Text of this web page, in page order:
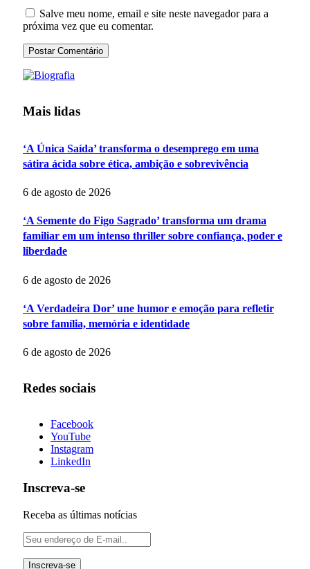
Salve meu nome, email e site neste navegador para a
próxima vez que eu comentar.
Mais lidas
‘A Única Saída’ transforma o desemprego em uma
sátira ácida sobre ética, ambição e sobrevivência
6 de agosto de 2026
‘A Semente do Figo Sagrado’ transforma um drama
familiar em um intenso thriller sobre confiança, poder e
liberdade
6 de agosto de 2026
‘A Verdadeira Dor’ une humor e emoção para refletir
sobre família, memória e identidade
6 de agosto de 2026
Redes sociais
Facebook
YouTube
Instagram
LinkedIn
Inscreva-se
Receba as últimas notícias